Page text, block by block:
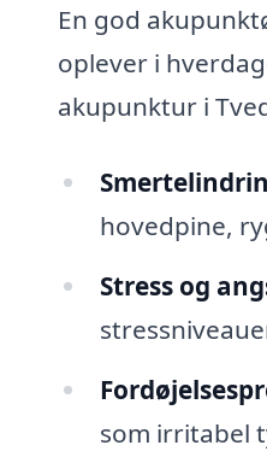
En god
oplever i
akupunktur i
hovedpine,
Stress og
som irritabel